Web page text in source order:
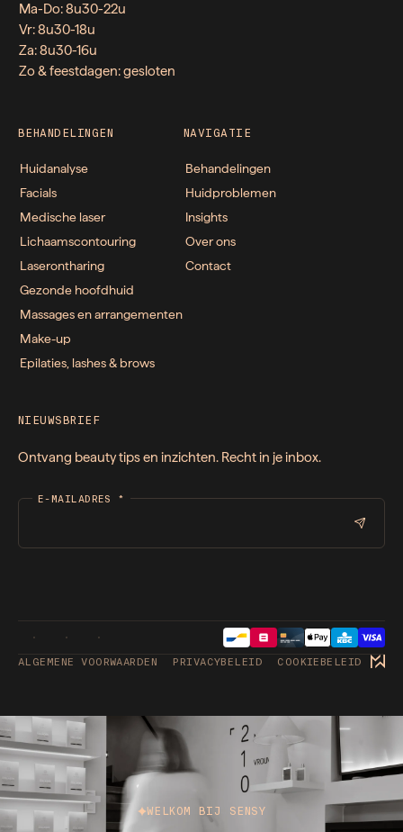
Ma-Do: 8u30-22u
Vr: 8u30-18u
Za: 8u30-16u
Zo & feestdagen: gesloten
BEHANDELINGEN
Huidanalyse
Facials
Medische laser
Lichaamscontouring
Laserontharing
Gezonde hoofdhuid
Massages en arrangementen
Make-up
Epilaties, lashes & brows
NAVIGATIE
Behandelingen
Huidproblemen
Insights
Over ons
Contact
NIEUWSBRIEF
Ontvang beauty tips en inzichten. Recht in je inbox.
E-MAILADRES *
ALGEMENE VOORWAARDEN PRIVACYBELEID COOKIEBELEID
WELKOM BIJ SENSY